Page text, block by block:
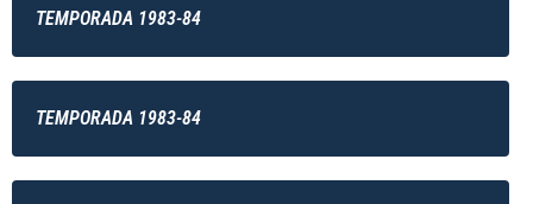
TEMPORADA 1983-84
TEMPORADA 1983-84